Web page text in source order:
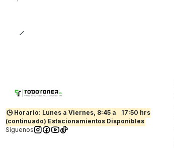
🕒 Horario: Lunes a Viernes, 8:45 a
17:50 hrs
(continuado) Estacionamientos Disponibles
Síguenos